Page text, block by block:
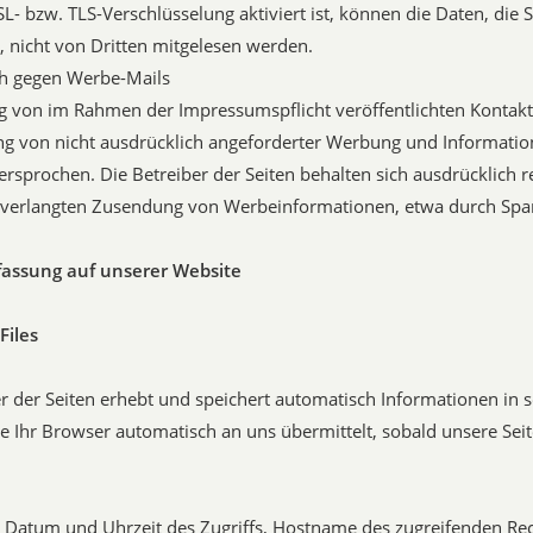
bzw. TLS-Verschlüsselung aktiviert ist, können die Daten, die
nicht von Dritten mitgelesen werden.
gegen Werbe-Mails
von im Rahmen der Impressumspflicht veröffentlichten
von nicht ausdrücklich angeforderter Werbung und
Die Betreiber der Seiten behalten sich ausdrücklich
Zusendung von Werbeinformationen, etwa durch
auf unserer Website
der Seiten erhebt und speichert automatisch Informationen in
Ihr Browser automatisch an uns übermittelt, sobald unsere
Datum und Uhrzeit des Zugriffs, Hostname des zugreifenden